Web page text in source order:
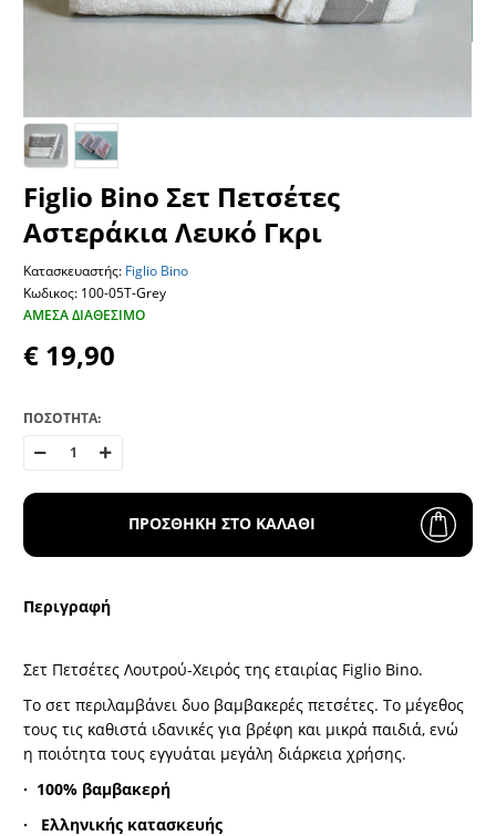
Figlio Bino Σετ Πετσέτες
Αστεράκια Λευκό Γκρι
Κατασκευαστής: Figlio Bino
Κωδικος: 100-05T-Grey
ΆΜΕΣΑ ΔΙΑΘΈΣΙΜΟ
€ 19,90
ΠΟΣΟΤΗΤΑ:
ΠΡΟΣΘΗΚΗ ΣΤΟ ΚΑΛΑΘΙ
Περιγραφή
Σετ Πετσέτες Λουτρού-Χειρός της εταιρίας Figlio Bino.
Το σετ περιλαμβάνει δυο βαμβακερές πετσέτες. Το μέγεθος
τους τις καθιστά ιδανικές για βρέφη και μικρά παιδιά, ενώ
η ποιότητα τους εγγυάται μεγάλη διάρκεια χρήσης.
· 100% βαμβακερή
·
Ελληνικής κατασκευής